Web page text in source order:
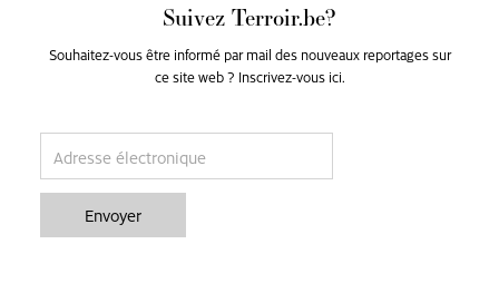
Suivez Terroir.be?
Souhaitez-vous être informé par mail des nouveaux reportages sur
ce site web ? Inscrivez-vous ici.
Envoyer